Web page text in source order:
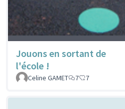
Jouons en sortant de
l'école !
Celine GAMET
7 7